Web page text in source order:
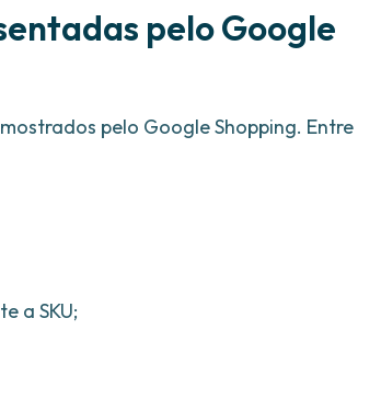
pelo Google
pelo Google Shopping. Entre
a SKU;